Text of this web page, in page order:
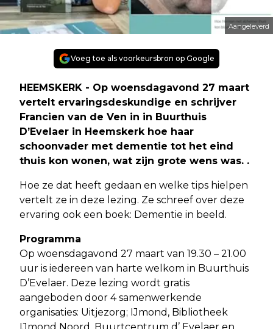
Aangeleverd
Voeg toe als voorkeursbron op Google
HEEMSKERK - Op woensdagavond 27 maart
vertelt ervaringsdeskundige en schrijver
Francien van de Ven in in Buurthuis
D’Evelaer in Heemskerk hoe haar
schoonvader met dementie tot het eind
thuis kon wonen, wat zijn grote wens was. .
Hoe ze dat heeft gedaan en welke tips hielpen
vertelt ze in deze lezing. Ze schreef over deze
ervaring ook een boek: Dementie in beeld.
Programma
Op woensdagavond 27 maart van 19.30 – 21.00
uur is iedereen van harte welkom in Buurthuis
D’Evelaer. Deze lezing wordt gratis
aangeboden door 4 samenwerkende
organisaties: Uitjezorg; IJmond, Bibliotheek
IJmond Noord, Buurtcentrum d’ Evelaer en